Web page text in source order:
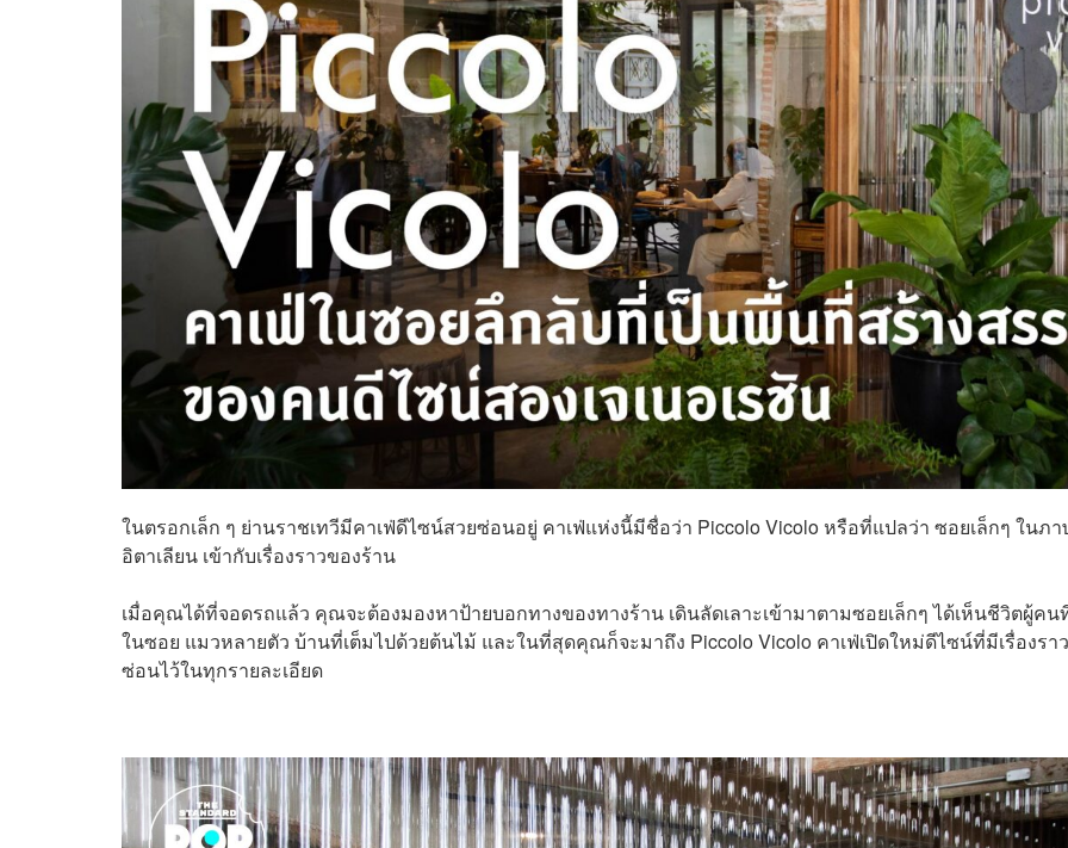
ในตรอกเล็ก ๆ ย่านราชเทวีมีคาเฟ่ดีไซน์สวยซ่อนอยู่ คาเฟ่แห่งนี้มีชื่อว่า Piccolo Vicolo หรือที่แปลว่า ซอยเล็กๆ ในภ
อิตาเลียน เข้ากับเรื่องราวของร้าน
เมื่อคุณได้ที่จอดรถแล้ว คุณจะต้องมองหาป้ายบอกทางของทางร้าน เดินลัดเลาะเข้ามาตามซอยเล็กๆ ได้เห็นชีวิตผู้คน
ในซอย แมวหลายตัว บ้านที่เต็มไปด้วยต้นไม้ และในที่สุดคุณก็จะมาถึง Piccolo Vicolo คาเฟ่เปิดใหม่ดีไซน์ที่มีเรื่องราว
ซ่อนไว้ในทุกรายละเอียด